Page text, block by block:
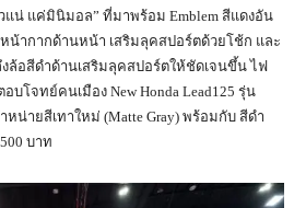
แน่ แค่มินิมอล” ที่มาพร้อม Emblem สีแดงอัน
น้ากากด้านหน้า เสริมลุคสปอร์ตด้วยโช้ก และ
งล้อสีดำด้านเสริมลุคสปอร์ตให้ชัดเจนขึ้น ไฟ
โจทย์คนเมือง New Honda Lead125 รุ่น
หน่ายสีเทาใหม่ (Matte Gray) พร้อมกับ สีดำ
บาท